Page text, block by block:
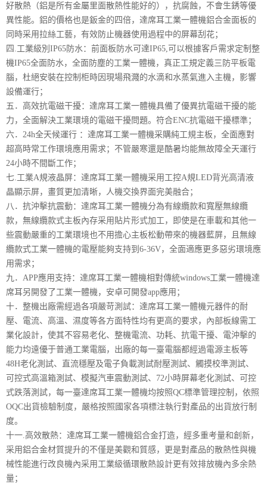
好散熱（鋁是所有金屬里面散熱性能好的），抗腐蝕，不會生銹等優
異性能。鋁的價格也是鈑金的四倍，達席耳工業一體機鋁合金面板的
同時采用拉絲工藝，有效防止機器使用過程中的屏幕刮花；
四.工業級別IP65防水：前面板防水可達IP65,可以根據客戶需求定制整
機IP65全面防水，全面防塵的工業一體機，真正工規定義三防平板電
腦，杜絕安裝在控制柜時因現場飛濺的水滴和水蒸氣進入主機，影響
設備運行；
五．高效抗電磁干擾：達席耳工業一體機具備了優異抗電磁干擾的能
力，全面解決工業環境的電磁干擾問題。符合ENC抗電磁干擾標準；
六．24h全天候運行 ：達席耳工業一體機采購純工規主板，全面應對
超高時常工作環境應用需求；不管嚴寒還是酷暑均能無故障全天運行
24小時不間斷工作；
七.工業A規液晶屏：達席耳工業一體機采用工控A規LED背光高清液
晶顯示屏，畫質更加清晰，人機交換界面完美融合；
八．抗沖擊抗震動：達席耳工業一體機分為有線纜款和寬壓無線纜
款，無線纜款式主板內存采用貼片形式加工，即使是在車載和其他一
些震動嚴重的工業環境也不用擔心主板松動帶來的機器藍屏，且無線
纜款式工業一體機的電壓能夠支持到6-36V，全面適應更多惡劣環境應
用需求；
九．APP應用支持：達席耳工業一體機相對傳統windows工業一體機達
席耳另開發了工業一體機，安卓可開發app應用；
十．整機出廠需經過各項嚴苛測試：達席耳工業一體機元器件的耐
壓、電流、高溫、濕度等各方面特性均有更高的要求，內部板線需工
業化設計，使其不容易老化、整機電流、功耗、抗電干擾、電沖擊的
能力均遠優于普通工業電腦，出廠的每一臺電腦都經過電源主板等
48H老化測試、直流穩壓及電子負載測試耐壓測試、觸摸校準測試、
可控式高溫箱測試、模擬汽車震動測試、72小時屏幕老化測試、可控
式跌落測試，每一臺達席耳工業一體機均按照QC標準管理控制，依照
OQC出貨檢驗制度，嚴格按照國家各項標注執行對產品的出貨放行制
度。
十一.高效散熱：達席耳工業一體機鋁合金打造，經多重考量和創新，
采用鋁合金材質提升的不僅是美觀和質感，更是對產品的散熱性與機
械性能進行改良機內采用工業級循環散熱設計更有效排放機內多余熱
量；